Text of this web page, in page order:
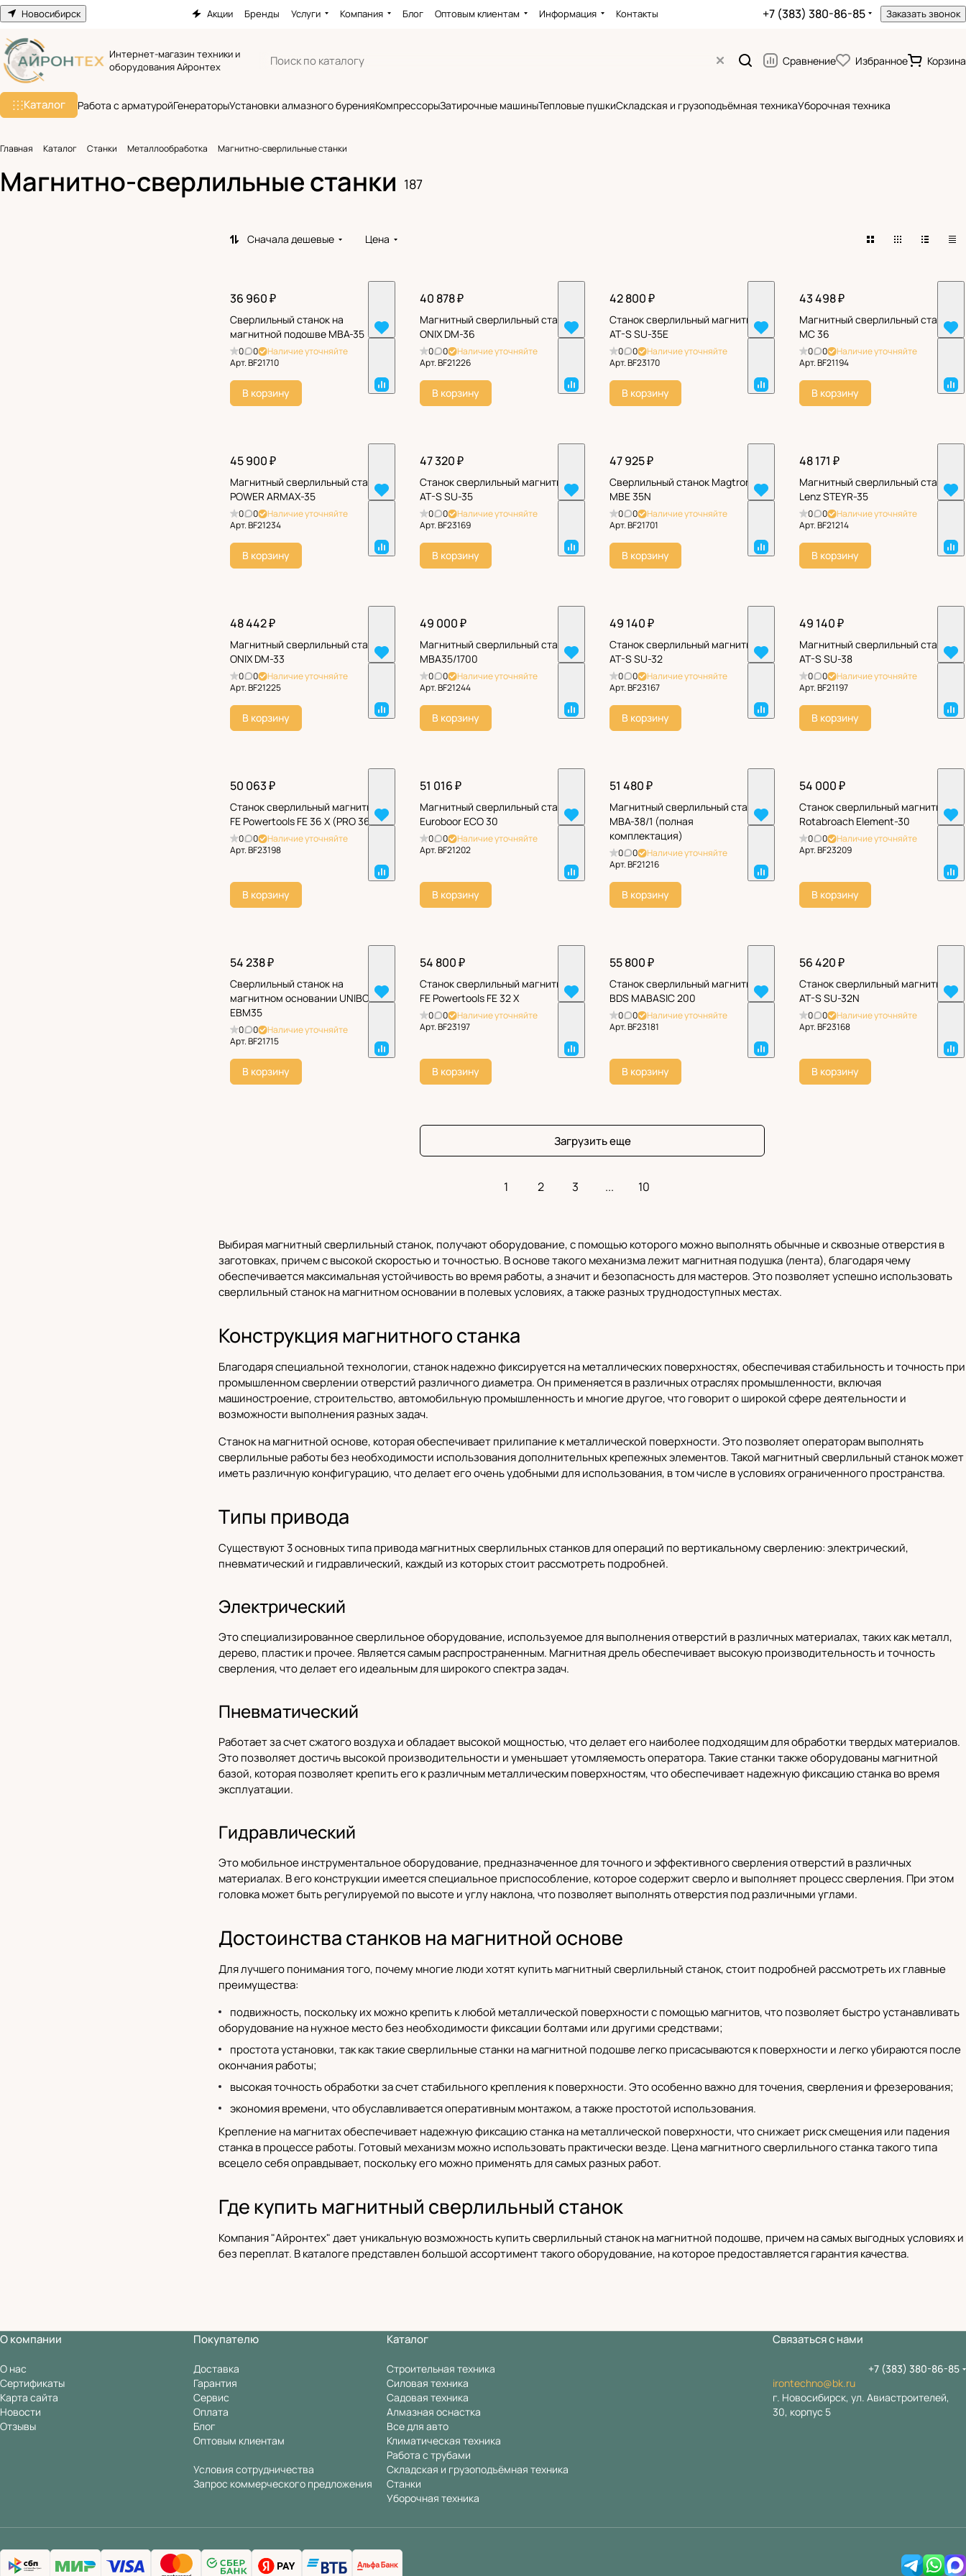
Новосибирск Акции Бренды Услуги Компания Блог Оптовым клиентам Информация Контакты +7 (383) 380-86-85 Заказать звонок
Интернет-магазин техники и
оборудования Айронтех
Сравнение Избранное Корзина
Каталог Работа с арматуройГенераторыУстановки алмазного буренияКомпрессорыЗатирочные машиныТепловые пушкиСкладская и грузоподъёмная техникаУборочная техника
Главная Каталог Станки Металлообработка Магнитно-сверлильные станки
Магнитно-сверлильные станки 187
Сначала дешевые Цена
36 960 ₽
Сверлильный станок на
магнитной подошве MBA-35
0 0
Наличие уточняйте
Арт.BF21710
В корзину
40 878 ₽
Магнитный сверлильный станок
ONIX DM-36
0 0
Наличие уточняйте
Арт.BF21226
В корзину
42 800 ₽
Станок сверлильный магнитный
AT-S SU-35E
0 0
Наличие уточняйте
Арт.BF23170
В корзину
43 498 ₽
Магнитный cверлильный cтанок
МС 36
0 0
Наличие уточняйте
Арт.BF21194
В корзину
45 900 ₽
Магнитный сверлильный станок
POWER ARMAX-35
0 0
Наличие уточняйте
Арт.BF21234
В корзину
47 320 ₽
Станок сверлильный магнитный
AT-S SU-35
0 0
Наличие уточняйте
Арт.BF23169
В корзину
47 925 ₽
Сверлильный станок Magtron
MBE 35N
0 0
Наличие уточняйте
Арт.BF21701
В корзину
48 171 ₽
Магнитный сверлильный станок
Lenz STEYR-35
0 0
Наличие уточняйте
Арт.BF21214
В корзину
48 442 ₽
Магнитный сверлильный станок
ONIX DM-33
0 0
Наличие уточняйте
Арт.BF21225
В корзину
49 000 ₽
Магнитный сверлильный станок
МВА35/1700
0 0
Наличие уточняйте
Арт.BF21244
В корзину
49 140 ₽
Станок сверлильный магнитный
AT-S SU-32
0 0
Наличие уточняйте
Арт.BF23167
В корзину
49 140 ₽
Магнитный сверлильный станок
AT-S SU-38
0 0
Наличие уточняйте
Арт.BF21197
В корзину
50 063 ₽
Станок сверлильный магнитный
FE Powertools FE 36 X (PRO 36)
0 0
Наличие уточняйте
Арт.BF23198
В корзину
51 016 ₽
Магнитный сверлильный станок
Euroboor ECO 30
0 0
Наличие уточняйте
Арт.BF21202
В корзину
51 480 ₽
Магнитный сверлильный станок
MBA-38/1 (полная
комплектация)
0 0
Наличие уточняйте
Арт.BF21216
В корзину
54 000 ₽
Станок сверлильный магнитный
Rotabroach Element-30
0 0
Наличие уточняйте
Арт.BF23209
В корзину
54 238 ₽
Сверлильный станок на
магнитном основании UNIBOR
EBM35
0 0
Наличие уточняйте
Арт.BF21715
В корзину
54 800 ₽
Станок сверлильный магнитный
FE Powertools FE 32 Х
0 0
Наличие уточняйте
Арт.BF23197
В корзину
55 800 ₽
Станок сверлильный магнитный
BDS MABASIC 200
0 0
Наличие уточняйте
Арт.BF23181
В корзину
56 420 ₽
Станок сверлильный магнитный
AT-S SU-32N
0 0
Наличие уточняйте
Арт.BF23168
В корзину
Загрузить еще
1 2 3 ... 10
Выбирая магнитный сверлильный станок, получают оборудование, с помощью которого можно выполнять обычные и сквозные отверстия в
заготовках, причем с высокой скоростью и точностью. В основе такого механизма лежит магнитная подушка (лента), благодаря чему
обеспечивается максимальная устойчивость во время работы, а значит и безопасность для мастеров. Это позволяет успешно использовать
сверлильный станок на магнитном основании в полевых условиях, а также разных труднодоступных местах.
Конструкция магнитного станка
Благодаря специальной технологии, станок надежно фиксируется на металлических поверхностях, обеспечивая стабильность и точность при
промышленном сверлении отверстий различного диаметра. Он применяется в различных отраслях промышленности, включая
машиностроение, строительство, автомобильную промышленность и многие другое, что говорит о широкой сфере деятельности и
возможности выполнения разных задач.
Станок на магнитной основе, которая обеспечивает прилипание к металлической поверхности. Это позволяет операторам выполнять
сверлильные работы без необходимости использования дополнительных крепежных элементов. Такой магнитный сверлильный станок может
иметь различную конфигурацию, что делает его очень удобными для использования, в том числе в условиях ограниченного пространства.
Типы привода
Существуют 3 основных типа привода магнитных сверлильных станков для операций по вертикальному сверлению: электрический,
пневматический и гидравлический, каждый из которых стоит рассмотреть подробней.
Электрический
Это специализированное сверлильное оборудование, используемое для выполнения отверстий в различных материалах, таких как металл,
дерево, пластик и прочее. Является самым распространенным. Магнитная дрель обеспечивает высокую производительность и точность
сверления, что делает его идеальным для широкого спектра задач.
Пневматический
Работает за счет сжатого воздуха и обладает высокой мощностью, что делает его наиболее подходящим для обработки твердых материалов.
Это позволяет достичь высокой производительности и уменьшает утомляемость оператора. Такие станки также оборудованы магнитной
базой, которая позволяет крепить его к различным металлическим поверхностям, что обеспечивает надежную фиксацию станка во время
эксплуатации.
Гидравлический
Это мобильное инструментальное оборудование, предназначенное для точного и эффективного сверления отверстий в различных
материалах. В его конструкции имеется специальное приспособление, которое содержит сверло и выполняет процесс сверления. При этом
головка может быть регулируемой по высоте и углу наклона, что позволяет выполнять отверстия под различными углами.
Достоинства станков на магнитной основе
Для лучшего понимания того, почему многие люди хотят купить магнитный сверлильный станок, стоит подробней рассмотреть их главные
преимущества:
подвижность, поскольку их можно крепить к любой металлической поверхности с помощью магнитов, что позволяет быстро устанавливать
оборудование на нужное место без необходимости фиксации болтами или другими средствами;
простота установки, так как такие сверлильные станки на магнитной подошве легко присасываются к поверхности и легко убираются после
окончания работы;
высокая точность обработки за счет стабильного крепления к поверхности. Это особенно важно для точения, сверления и фрезерования;
экономия времени, что обуславливается оперативным монтажом, а также простотой использования.
Крепление на магнитах обеспечивает надежную фиксацию станка на металлической поверхности, что снижает риск смещения или падения
станка в процессе работы. Готовый механизм можно использовать практически везде. Цена магнитного сверлильного станка такого типа
всецело себя оправдывает, поскольку его можно применять для самых разных работ.
Где купить магнитный сверлильный станок
Компания "Айронтех" дает уникальную возможность купить сверлильный станок на магнитной подошве, причем на самых выгодных условиях и
без переплат. В каталоге представлен большой ассортимент такого оборудование, на которое предоставляется гарантия качества.
О компании
О нас
Сертификаты
Карта сайта
Новости
Отзывы
Покупателю
Доставка
Гарантия
Сервис
Оплата
Блог
Оптовым клиентам
Условия сотрудничества
Запрос коммерческого предложения
Каталог
Строительная техника
Силовая техника
Садовая техника
Алмазная оснастка
Все для авто
Климатическая техника
Работа с трубами
Складская и грузоподъёмная техника
Станки
Уборочная техника
Связаться с нами
+7 (383) 380-86-85
irontechno@bk.ru
г. Новосибирск, ул. Авиастроителей,
30, корпус 5